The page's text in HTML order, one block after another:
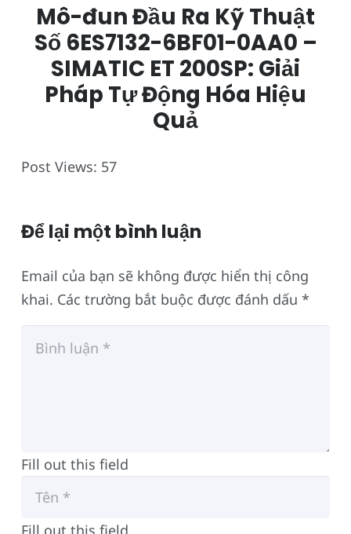
Mô-đun Đầu Ra Kỹ Thuật
Số 6ES7132-6BF01-0AA0 –
SIMATIC ET 200SP: Giải
Pháp Tự Động Hóa Hiệu
Quả
Post Views: 57
Để lại một bình luận
Email của bạn sẽ không được hiển thị công
khai. Các trường bắt buộc được đánh dấu *
Fill out this field
Fill out this field